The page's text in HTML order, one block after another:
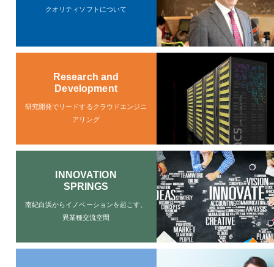
クオリティソフトについて
Research and
Development
研究開発でリードするクラウドエンジニ
アリング
INNOVATION
SPRINGS
南紀白浜からイノベーションを起こす、
異業種交流空間